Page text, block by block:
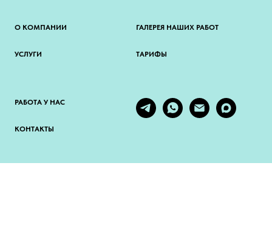
О КОМПАНИИ
УСЛУГИ
ГАЛЕРЕЯ НАШИХ РАБОТ
ТАРИФЫ
РАБОТА У НАС
КОНТАКТЫ